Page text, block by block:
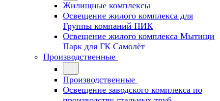
Жилищные комплексы
Освещение жилого комплекса для
Группы компаний ПИК
Освещение жилого комплекса Мытищи
Парк для ГК Самолёт
Производственные
Производственные
Освещение заводского комплекса по